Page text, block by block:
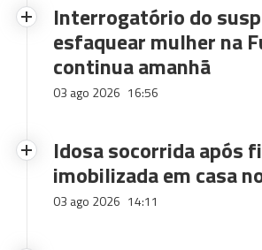
Interrogatório do
esfaquear mulher na
continua amanhã
03 ago 2026 16:56
Idosa socorrida após
imobilizada em casa
03 ago 2026 14:11